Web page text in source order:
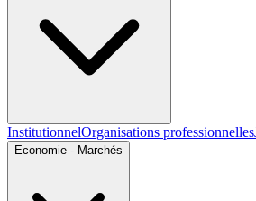
InstitutionnelOrganisations professionnelles
Economie - Marchés